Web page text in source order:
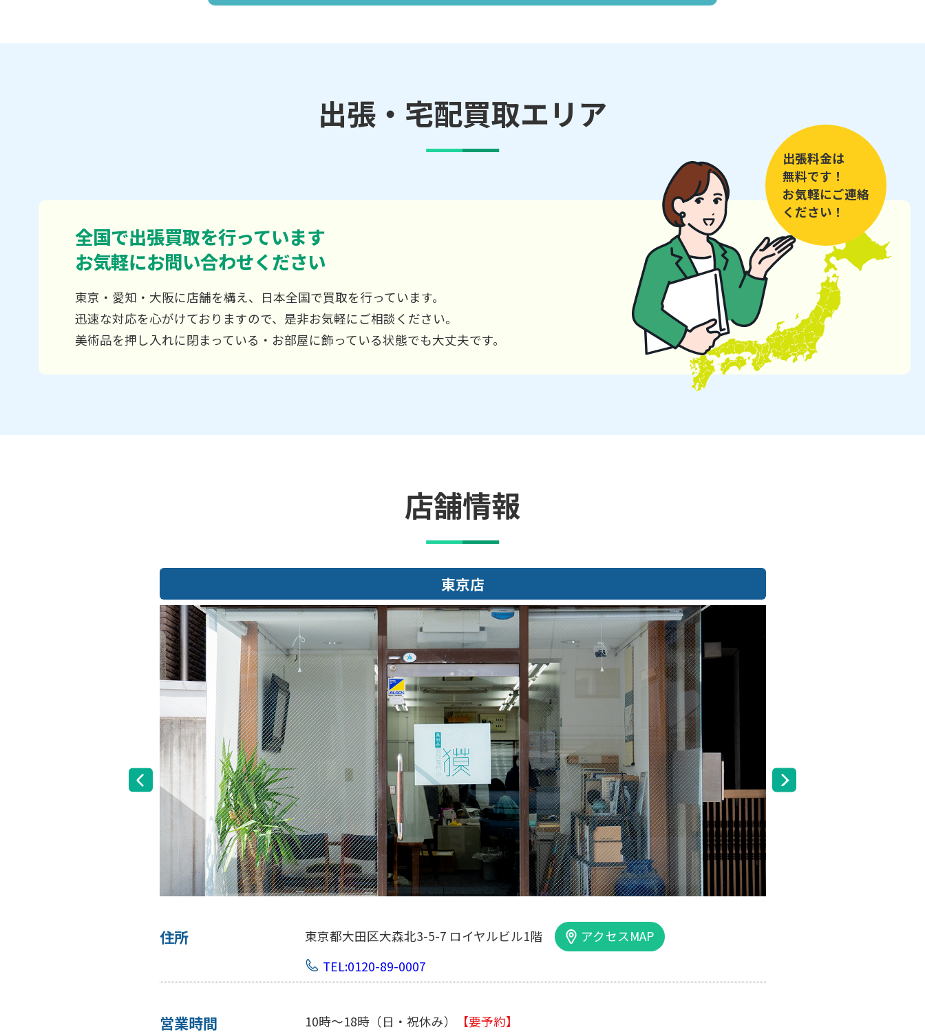
出張・宅配買取エリア
全国で出張買取を行っています
お気軽にお問い合わせください
東京・愛知・大阪に店舗を構え、日本全国で買取を行っています。
迅速な対応を心がけておりますので、是非お気軽にご相談ください。
美術品を押し入れに閉まっている・お部屋に飾っている状態でも大丈夫です。
出張料金は
無料です！
お気軽にご連絡
ください！
店舗情報
大阪店
住所 大阪市中央区内平野町1-1-5 西大手前ビル103号
アクセスMAP
TEL:0120-89-0007
営業時間 10時～18時（日・祝休み/土曜は不定休）